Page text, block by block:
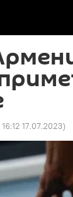
16:12 17.07.2023)